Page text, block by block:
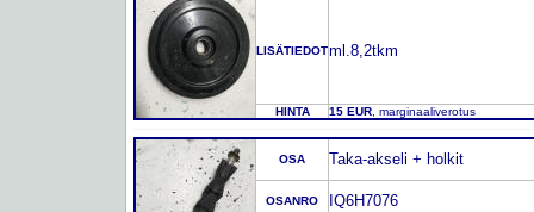
LISÄTIEDOTml.8,2tkm
HINTA 15 EUR , marginaaliverotus
OSA Taka-akseli + holkit
OSANRO IQ6H7076